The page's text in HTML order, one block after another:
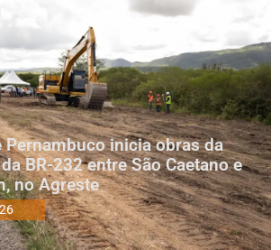
Pernambuco inicia obras da
BR-232 entre São Caetano e
no Agreste